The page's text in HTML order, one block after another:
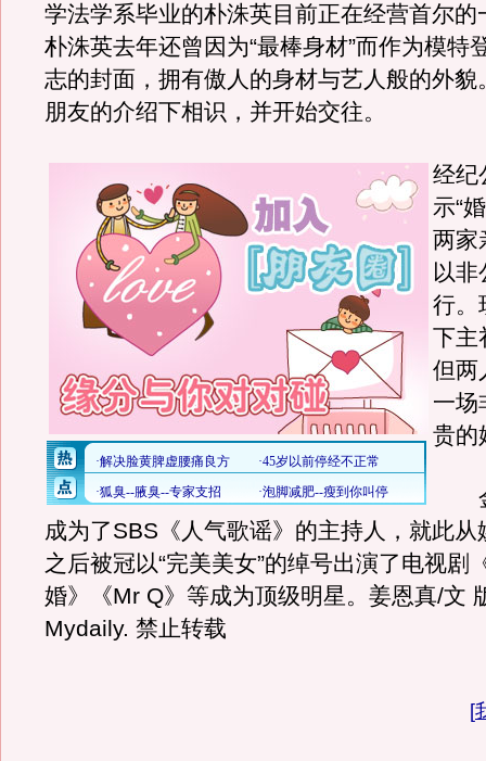
学法学系毕业的朴洙英目前正在经营首尔的
朴洙英去年还曾因为“最棒身材”而作为模特
志的封面，拥有傲人的身材与艺人般的外貌
朋友的介绍下相识，并开始交往。
经纪
示“
两家
以
行。
下主
但两
一场
贵的
金
成为了SBS《人气歌谣》的主持人，就此从
之后被冠以“完美美女”的绰号出演了电视剧
婚》《Mr Q》等成为顶级明星。姜恩真/文
Mydaily. 禁止转载
[